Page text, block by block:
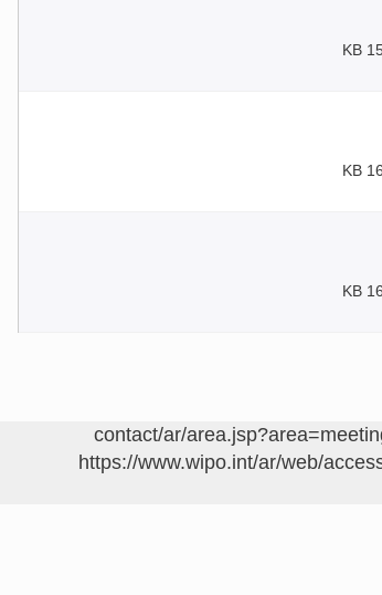
151
https://www.wipo.int/ar/web/